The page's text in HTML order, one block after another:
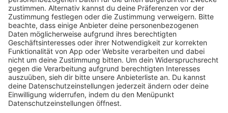
HOME
RADIOS
barba radio
Lagerfeuer
Füße hoch
Schmusekatze
Song Contest